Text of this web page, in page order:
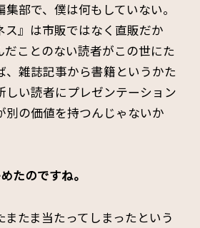
部で、僕は何もしていない。
ス』は市販ではなく直販だか
だことのない読者がこの世にた
、雑誌記事から書籍というかた
しい読者にプレゼンテーション
別の価値を持つんじゃないか
たのですね。
またま当たってしまったという